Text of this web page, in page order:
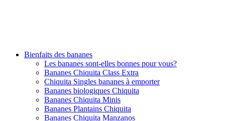
Bienfaits des bananes
Les bananes sont-elles bonnes pour vous?
Bananes Chiquita Class Extra
Chiquita Singles bananes à emporter
Bananes biologiques Chiquita
Bananes Chiquita Minis
Bananes Plantains Chiquita
Bananes Chiquita Manzanos